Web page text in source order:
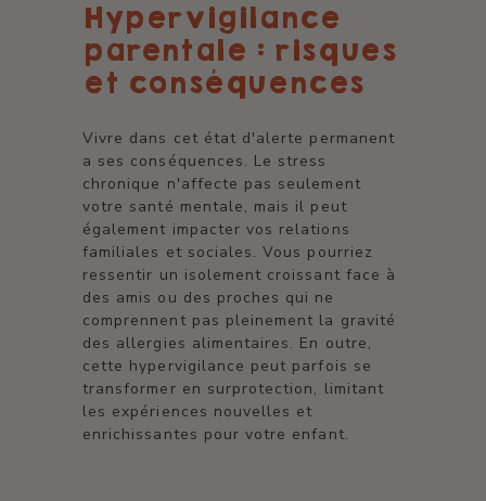
Hypervigilance
parentale : risques
et conséquences
Vivre dans cet état d'alerte permanent
a ses conséquences. Le stress
chronique n'affecte pas seulement
votre santé mentale, mais il peut
également impacter vos relations
familiales et sociales. Vous pourriez
ressentir un isolement croissant face à
des amis ou des proches qui ne
comprennent pas pleinement la gravité
des allergies alimentaires. En outre,
cette hypervigilance peut parfois se
transformer en surprotection, limitant
les expériences nouvelles et
enrichissantes pour votre enfant.